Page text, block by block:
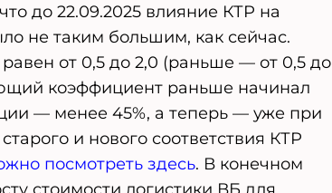
до 22.09.2025 влияние КТР на
не таким большим, как сейчас.
от 0,5 до 2,0 (раньше — от 0,5 до
коэффициент раньше начинал
— менее 45%, а теперь — уже при
и нового соответствия КТР
посмотреть здесь. В конечном